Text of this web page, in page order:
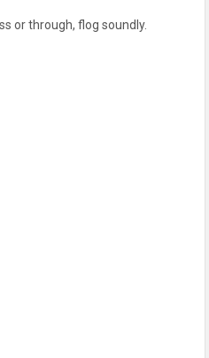
or through, flog soundly.